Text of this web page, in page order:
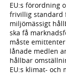
EU:s förordning
frivillig standard
miljömässigt
ska få
måste
lånade medlen
hållbar
EU:s klimat-